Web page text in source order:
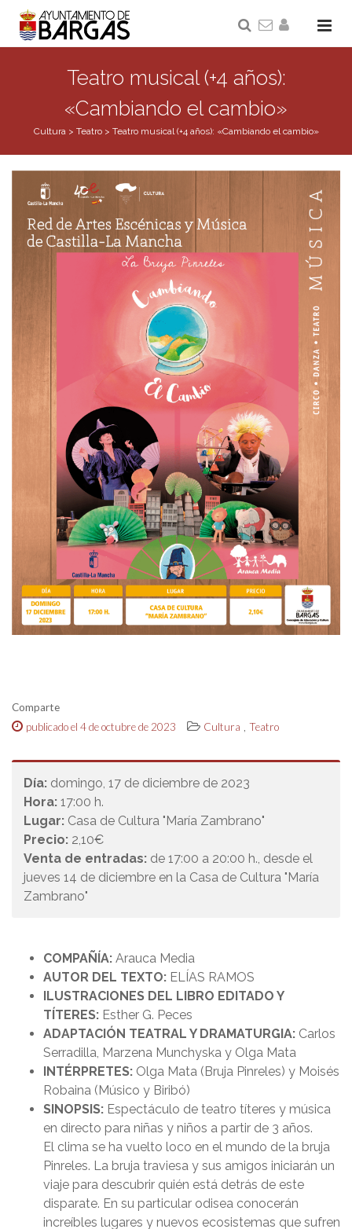
Teatro musical (+4 años):
«Cambiando el cambio»
Cultura> Teatro> Teatro musical (+4 años): «Cambiando el cambio»
Comparte
publicado el 4 de octubre de 2023
Cultura , Teatro
Día: domingo, 17 de diciembre de 2023
Hora: 17:00 h.
Lugar: Casa de Cultura "María Zambrano"
Precio: 2,10€
Venta de entradas: de 17:00 a 20:00 h., desde el
jueves 14 de diciembre en la Casa de Cultura "María
Zambrano"
COMPAÑÍA: Arauca Media
AUTOR DEL TEXTO: ELÍAS RAMOS
ILUSTRACIONES DEL LIBRO EDITADO Y
TÍTERES: Esther G. Peces
ADAPTACIÓN TEATRAL Y DRAMATURGIA: Carlos
Serradilla, Marzena Munchyska y Olga Mata
INTÉRPRETES: Olga Mata (Bruja Pinreles) y Moisés
Robaina (Músico y Biribó)
SINOPSIS: Espectáculo de teatro títeres y música
en directo para niñas y niños a partir de 3 años.
El clima se ha vuelto loco en el mundo de la bruja
Pinreles. La bruja traviesa y sus amigos iniciarán un
viaje para descubrir quién está detrás de este
disparate. En su particular odisea conocerán
increíbles lugares y nuevos ecosistemas que sufren